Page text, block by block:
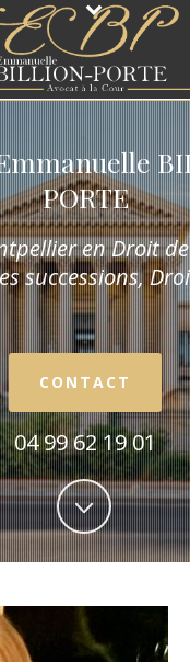
PORTE
en Droit
successions,
CONTACT
04 99 62 19 01